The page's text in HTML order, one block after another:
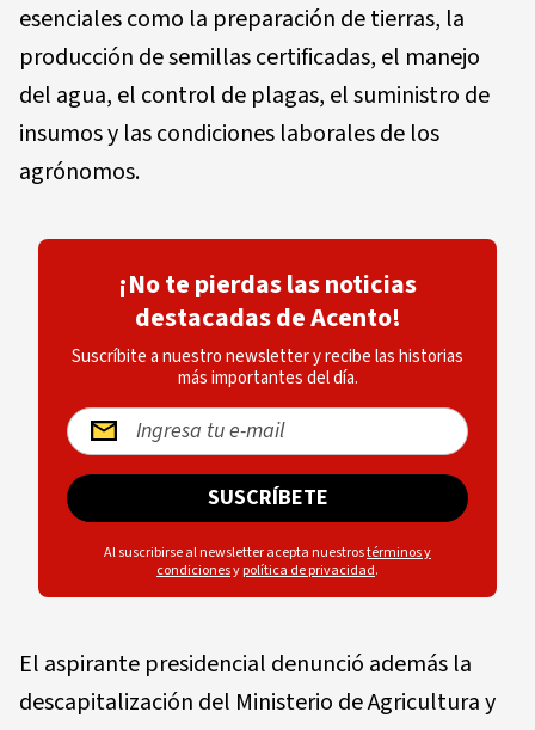
esenciales como la preparación de tierras, la
producción de semillas certificadas, el manejo
del agua, el control de plagas, el suministro de
insumos y las condiciones laborales de los
agrónomos.
¡No te pierdas las noticias
destacadas de Acento!
Suscríbite a nuestro newsletter y recibe las historias
más importantes del día.
SUSCRÍBETE
Al suscribirse al newsletter acepta nuestrostérminos y
condicionesypolítica de privacidad.
El aspirante presidencial denunció además la
descapitalización del Ministerio de Agricultura y